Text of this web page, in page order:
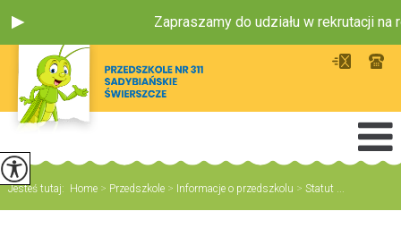
Zapraszamy do udziału w rekrutacji
Jesteś tutaj: Home > Przedszkole > Informacje o przedszkolu > Statut ...